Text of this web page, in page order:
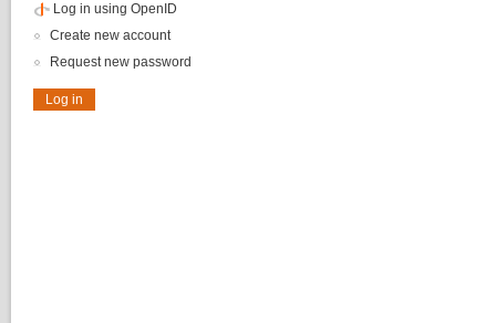
Log in using OpenID
Create new account
Request new password